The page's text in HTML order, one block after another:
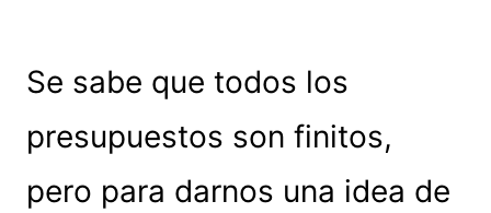
Se sabe que todos los
presupuestos son finitos,
pero para darnos una idea de